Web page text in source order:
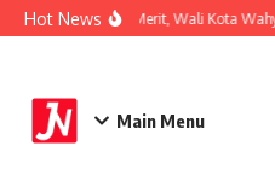
Lewati ke konten
Hot News
Perkuat Sistem Merit, Wali Kota
Main Menu